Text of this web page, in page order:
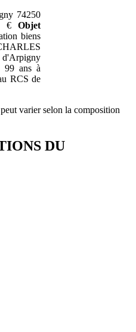
74250
€ Objet
biens
99 ans à
RCS de
varier selon la composition
DU